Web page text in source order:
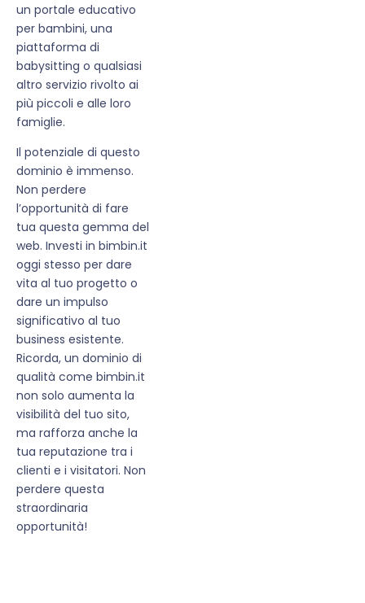
un portale educativo
per bambini, una
piattaforma di
babysitting o qualsiasi
altro servizio rivolto ai
più piccoli e alle loro
famiglie.
Il potenziale di questo
dominio è immenso.
Non perdere
l’opportunità di fare
tua questa gemma del
web. Investi in bimbin.it
oggi stesso per dare
vita al tuo progetto o
dare un impulso
significativo al tuo
business esistente.
Ricorda, un dominio di
qualità come bimbin.it
non solo aumenta la
visibilità del tuo sito,
ma rafforza anche la
tua reputazione tra i
clienti e i visitatori. Non
perdere questa
straordinaria
opportunità!